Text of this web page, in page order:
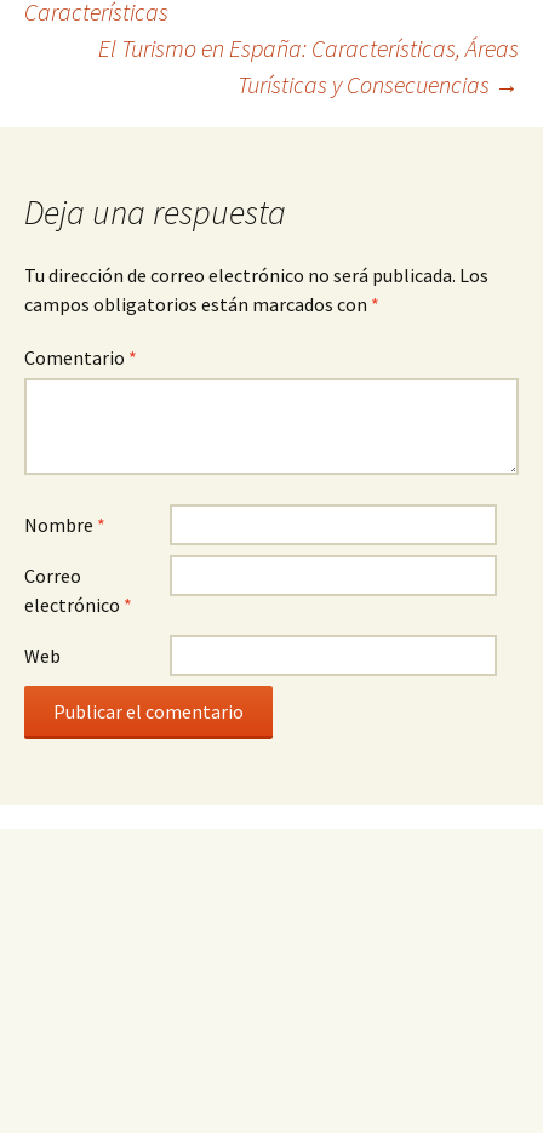
entradas
Características
El Turismo en España: Características, Áreas
Turísticas y Consecuencias →
Deja una respuesta
Tu dirección de correo electrónico no será publicada. Los
campos obligatorios están marcados con *
Comentario *
Nombre *
Correo
electrónico *
Web